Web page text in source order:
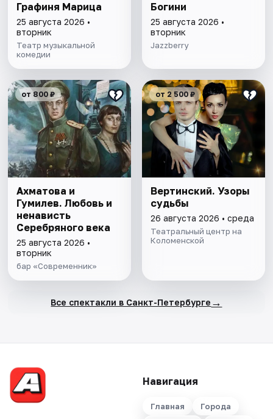
Графиня Марица
25 августа 2026 •
вторник
Театр музыкальной
комедии
Богини
25 августа 2026 •
вторник
Jazzberry
от 800 ₽
Ахматова и
Гумилев. Любовь и
ненависть
Серебряного века
25 августа 2026 •
вторник
бар «Современник»
от 2 500 ₽
Вертинский. Узоры
судьбы
26 августа 2026 • среда
Театральный центр на
Коломенской
Все спектакли в Санкт-Петербурге →
Навигация
Главная Города